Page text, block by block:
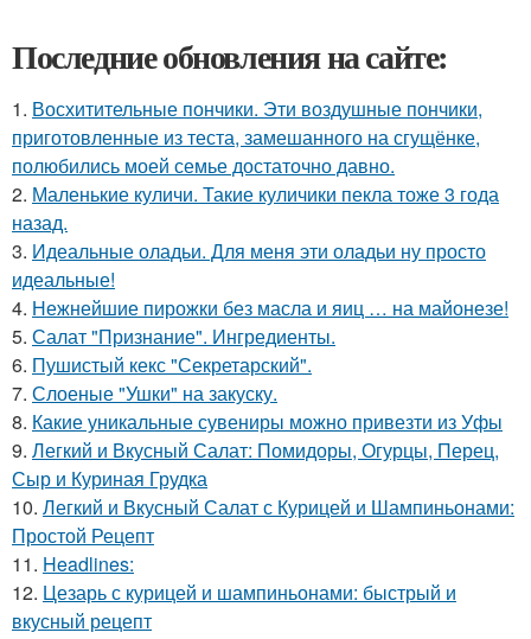
Последние обновления на сайте:
1. Восхитительные пончики. Эти воздушные пончики,
приготовленные из теста, замешанного на сгущёнке,
полюбились моей семье достаточно давно.
2. Маленькие куличи. Такие куличики пекла тоже 3 года
назад.
3. Идеальные оладьи. Для меня эти оладьи ну просто
идеальные!
4. Нежнейшие пирожки без масла и яиц … на майонезе!
5. Салат "Признание". Ингредиенты.
6. Пушистый кекс "Секретарский".
7. Слоеные "Ушки" на закуску.
8. Какие уникальные сувениры можно привезти из Уфы
9. Легкий и Вкусный Салат: Помидоры, Огурцы, Перец,
Сыр и Куриная Грудка
10. Легкий и Вкусный Салат с Курицей и Шампиньонами:
Простой Рецепт
11. Headlines:
12. Цезарь с курицей и шампиньонами: быстрый и
вкусный рецепт